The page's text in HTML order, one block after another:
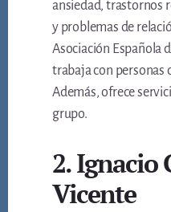
ansiedad, trastornos
y problemas de
Asociación Española
trabaja con personas
Además, ofrece
grupo.
2. Ignacio
Vicente